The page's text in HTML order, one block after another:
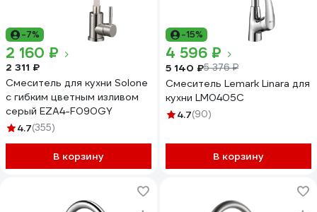
-7%
2 160 ₽
2 311 ₽
Смеситель для кухни Solone
с гибким цветным изливом
серый EZA4-F090GY
4.7(355)
В корзину
-15%
4 596 ₽
5 140 ₽5 376 ₽
Смеситель Lemark Linara для
кухни LM0405C
4.7(90)
В корзину